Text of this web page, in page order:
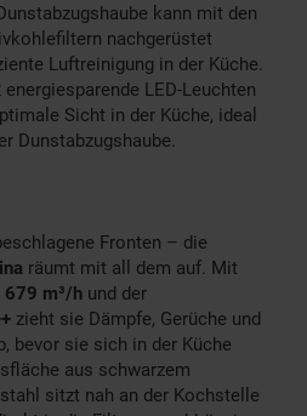
kann mit den
nachgerüstet
Luftreinigung in der Küche.
energiesparende LED-Leuchten
Sicht in der Küche, ideal
Dunstabzugshaube.
Fronten – die
räumt mit all dem auf. Mit
679 m³/h und der
zieht sie Dämpfe, Gerüche und
bevor sie sich in der Küche
aus schwarzem
sitzt nah an der Kochstelle